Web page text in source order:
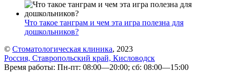
Что такое танграм и чем эта игра полезна для
дошкольников?
© Стоматологическая клиника, 2023
Россия, Ставропольский край, Кисловодск
Время работы: Пн-пт: 08:00—20:00; сб: 08:00—15:00